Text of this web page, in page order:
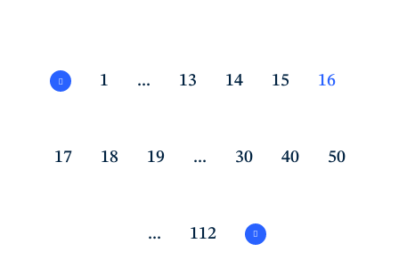
1 ... 13 14 15 16
17 18 19 ... 30 40 50
... 112